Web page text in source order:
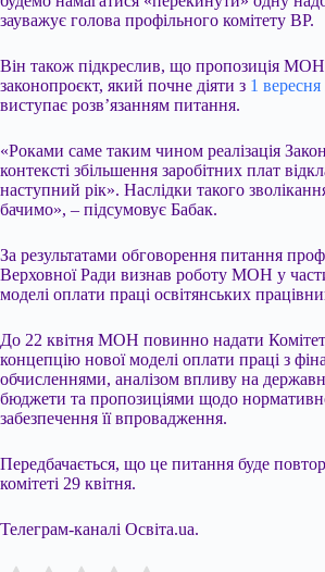
зауважує голова профільного комітету ВР.
Він також підкреслив, що пропозиція
законопроєкт, який почне діяти з 1 вересня
виступає розв’язанням питання.
«Роками саме таким чином реалізація
контексті збільшення заробітних плат
наступний рік». Наслідки такого
бачимо», – підсумовує Бабак.
За результатами обговорення питання
Верховної Ради визнав роботу МОН у
моделі оплати праці освітянських
До 22 квітня МОН повинно надати
концепцію нової моделі оплати праці з
обчисленнями, аналізом впливу на
бюджети та пропозиціями щодо
забезпечення її впровадження.
Передбачається, що це питання буде
комітеті 29 квітня.
Телеграм-каналі Освіта.ua.